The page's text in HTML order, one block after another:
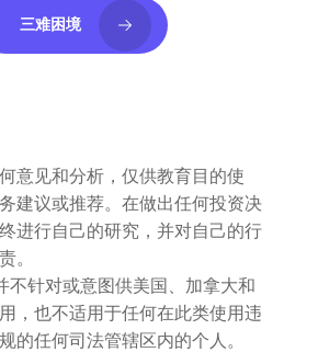
三难困境
意见和分析，仅供教育目的使
建议或推荐。在做出任何投资决
进行自己的研究，并对自己的行
。
不针对或意图供美国、加拿大和
，也不适用于任何在此类使用违
的任何司法管辖区内的个人。